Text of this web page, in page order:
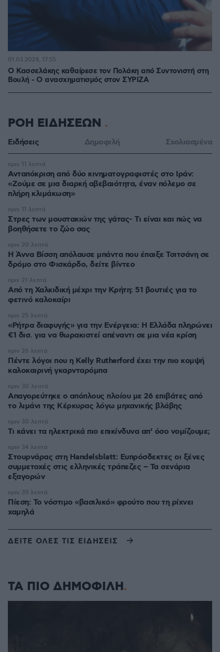
Ο Κασσελάκης καθαίρεσε τον Πολάκη από Συντονιστή στη
Βουλή - Ο ανασχηματισμός στον ΣΥΡΙΖΑ
01.03.2024, 17:55
ΡΟΗ ΕΙΔΗΣΕΩΝ
Ειδήσεις Δημοφιλή Σχολιασμένα
Ανταπόκριση από δύο κινηματογραφιστές στο Ιράν:
«Ζούμε σε μια διαρκή αβεβαιότητα, έναν πόλεμο σε
πλήρη κλιμάκωση»
πριν 11 λεπτά
Στρες των μουστακιών της γάτας- Τι είναι και πώς να
βοηθήσετε το ζώο σας
πριν 11 λεπτά
Η Άννα Βίσση απόλαυσε μπάντα που έπαιξε Τσιτσάνη σε
δρόμο στο Φισκάρδο, δείτε βίντεο
πριν 20 λεπτά
Από τη Χαλκιδική μέχρι την Κρήτη: 51 βουτιές για το
φετινό καλοκαίρι
πριν 21 λεπτά
«Ρήτρα διαφυγής» για την Ενέργεια: Η Ελλάδα πληρώνει
€1 δισ. για να θωρακιστεί απέναντι σε μια νέα κρίση
πριν 25 λεπτά
Πέντε λόγοι που η Kelly Rutherford έχει την πιο κομψή
καλοκαιρινή γκαρνταρόμπα
πριν 26 λεπτά
Απαγορεύτηκε ο απόπλους πλοίου με 26 επιβάτες από
το λιμάνι της Κέρκυρας λόγω μηχανικής βλάβης
πριν 30 λεπτά
Τι κάνει τα ηλεκτρικά πιο επικίνδυνα απ’ όσο νομίζουμε;
πριν 30 λεπτά
Στουρνάρας στη Handelsblatt: Ευπρόσδεκτες οι ξένες
συμμετοχές στις ελληνικές τράπεζες – Τα σενάρια
εξαγορών
πριν 34 λεπτά
Πίεση: Το νόστιμο «βασιλικό» φρούτο που τη ρίχνει
χαμηλά
πριν 39 λεπτά
ΔΕΙΤΕ ΟΛΕΣ ΤΙΣ ΕΙΔΗΣΕΙΣ
ΤΑ ΠΙΟ ΔΗΜΟΦΙΛΗ